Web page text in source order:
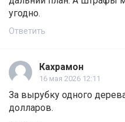
угодно.
Ответить
Кахрамон
16 мая 2026 12:11
За вырубку одного
долларов.